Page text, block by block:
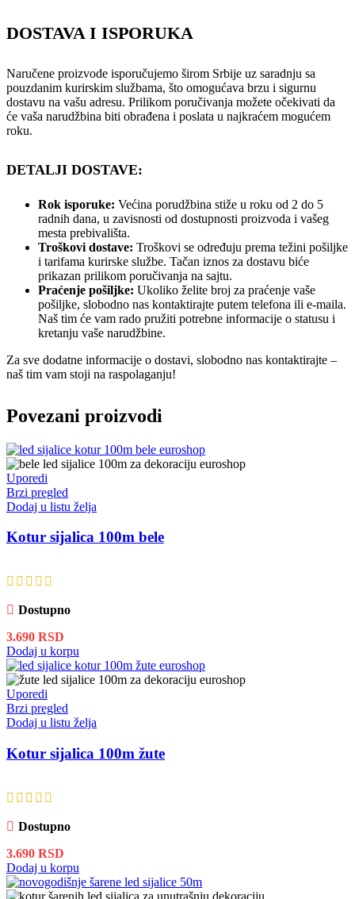
DOSTAVA I ISPORUKA
Naručene proizvode isporučujemo širom Srbije uz saradnju sa
pouzdanim kurirskim službama, što omogućava brzu i sigurnu
dostavu na vašu adresu. Prilikom poručivanja možete očekivati da
će vaša narudžbina biti obrađena i poslata u najkraćem mogućem
roku.
DETALJI DOSTAVE:
Rok isporuke: Većina porudžbina stiže u roku od 2 do 5
radnih dana, u zavisnosti od dostupnosti proizvoda i vašeg
mesta prebivališta.
Troškovi dostave: Troškovi se određuju prema težini pošiljke
i tarifama kurirske službe. Tačan iznos za dostavu biće
prikazan prilikom poručivanja na sajtu.
Praćenje pošiljke: Ukoliko želite broj za praćenje vaše
pošiljke, slobodno nas kontaktirajte putem telefona ili e-maila.
Naš tim će vam rado pružiti potrebne informacije o statusu i
kretanju vaše narudžbine.
Za sve dodatne informacije o dostavi, slobodno nas kontaktirajte –
naš tim vam stoji na raspolaganju!
Povezani proizvodi
Uporedi
Brzi pregled
Dodaj u listu želja
Kotur sijalica 100m bele
Dostupno
3.690 RSD
Dodaj u korpu
Uporedi
Brzi pregled
Dodaj u listu želja
Kotur sijalica 100m žute
Dostupno
3.690 RSD
Dodaj u korpu